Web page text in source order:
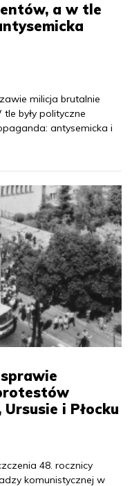
a w tle
milicja brutalnie
były polityczne
antysemicka i
i Płocku
48. rocznicy
komunistycznej w